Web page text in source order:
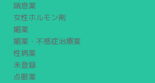
喘息薬
女性ホルモン剤
媚薬
媚薬・不感症治療薬
性病薬
未登録
点眼薬